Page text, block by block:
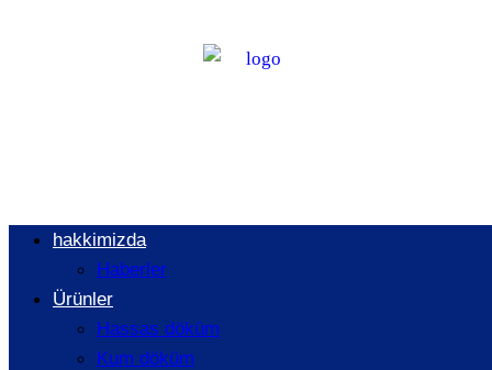
hakkimizda
Haberler
Ürünler
Hassas döküm
Kum döküm
Son yıllarda yurt
dışındaki döküm
sanayisindeki